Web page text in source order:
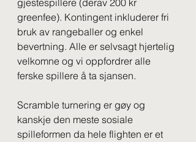
gjestespillere (derav 200 kr
greenfee). Kontingent inkluderer fri
bruk av rangeballer og enkel
bevertning. Alle er selvsagt hjertelig
velkomne og vi oppfordrer alle
ferske spillere å ta sjansen.
Scramble turnering er gøy og
kanskje den meste sosiale
spilleformen da hele flighten er et